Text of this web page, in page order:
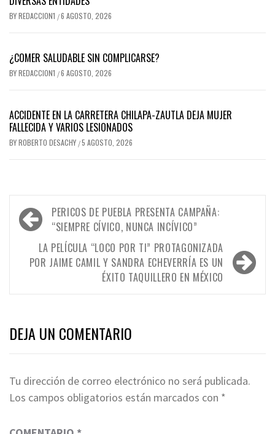
BYREDACCION1 /6 AGOSTO, 2026
¿COMER SALUDABLE SIN COMPLICARSE?
BYREDACCION1 /6 AGOSTO, 2026
ACCIDENTE EN LA CARRETERA CHILAPA-ZAUTLA DEJA MUJER
FALLECIDA Y VARIOS LESIONADOS
BYROBERTO DESACHY /5 AGOSTO, 2026
Navegación
de
entradas
PERICOS DE PUEBLA PRESENTA CAMPAÑA:
“SIEMPRE CÍVICO, NUNCA INCÍVICO”
LA PELÍCULA “LOCO POR TI” PROTAGONIZADA
POR JAIME CAMIL Y SANDRA ECHEVERRÍA ES UN
ÉXITO TAQUILLERO EN MÉXICO
DEJA UN COMENTARIO
Tu dirección de correo electrónico no será publicada.
Los campos obligatorios están marcados con *